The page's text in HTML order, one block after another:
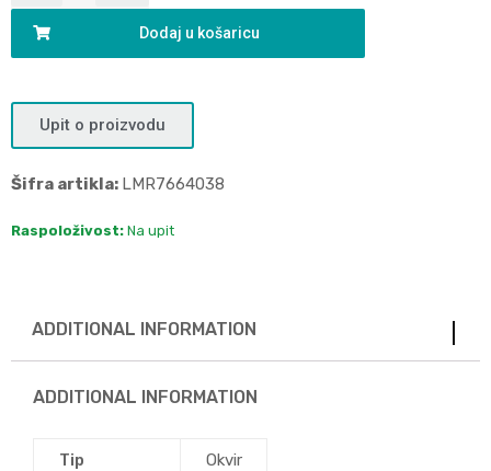
Dodaj u košaricu
Upit o proizvodu
Šifra artikla: LMR7664038
Raspoloživost: Na upit
ADDITIONAL INFORMATION
ADDITIONAL INFORMATION
Tip Okvir